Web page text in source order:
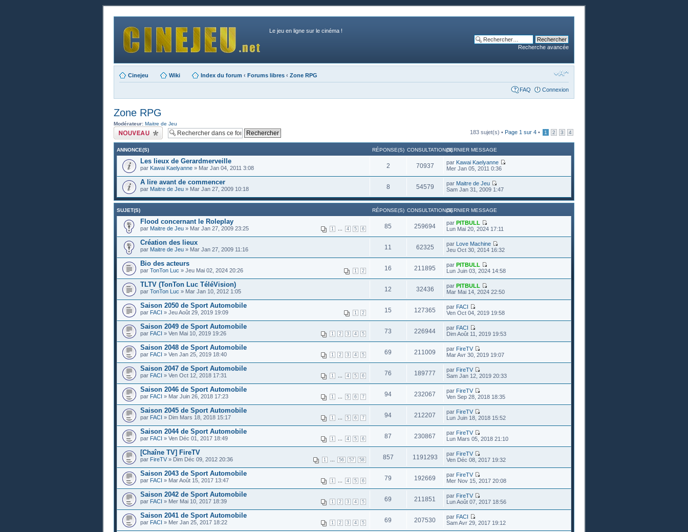
Le jeu en ligne sur le cinéma !
Recherche avancée
Cinejeu Wiki Index du forum ‹ Forums libres ‹ Zone RPG
FAQ Connexion
Zone RPG
Modérateur: Maitre de Jeu
Publier un nouveau
sujet
183 sujet(s) • Page 1 sur 4 • 1 2 3 4
ANNONCE(S) RÉPONSE(S) CONSULTATION(S)DERNIER MESSAGE
Les lieux de Gerardmerveille
par Kawai Kaelyanne » Mar Jan 04, 2011 3:08 2 70937 par Kawai Kaelyanne
Mer Jan 05, 2011 0:36
A lire avant de commencer
par Maitre de Jeu » Mar Jan 27, 2009 10:18 8 54579 par Maitre de Jeu
Sam Jan 31, 2009 1:47
SUJET(S) RÉPONSE(S) CONSULTATION(S)DERNIER MESSAGE
Flood concernant le Roleplay
1 4 5 6
par Maitre de Jeu » Mar Jan 27, 2009 23:25 85 259694 par PITBULL
Lun Mai 20, 2024 17:11
Création des lieux
par Maitre de Jeu » Mar Jan 27, 2009 11:16 11 62325 par Love Machine
Jeu Oct 30, 2014 16:32
Bio des acteurs
1 2
par TonTon Luc » Jeu Mai 02, 2024 20:26 16 211895 par PITBULL
Lun Juin 03, 2024 14:58
TLTV (TonTon Luc TéléVision)
par TonTon Luc » Mar Jan 10, 2012 1:05 12 32436 par PITBULL
Mar Mai 14, 2024 22:50
Saison 2050 de Sport Automobile
1 2
par FACI » Jeu Août 29, 2019 19:09 15 127365 par FACI
Ven Oct 04, 2019 19:58
Saison 2049 de Sport Automobile
1 2 3 4 5
par FACI » Ven Mai 10, 2019 19:26 73 226944 par FACI
Dim Août 11, 2019 19:53
Saison 2048 de Sport Automobile
1 2 3 4 5
par FACI » Ven Jan 25, 2019 18:40 69 211009 par FireTV
Mar Avr 30, 2019 19:07
Saison 2047 de Sport Automobile
1 4 5 6
par FACI » Ven Oct 12, 2018 17:31 76 189777 par FireTV
Sam Jan 12, 2019 20:33
Saison 2046 de Sport Automobile
1 5 6 7
par FACI » Mar Juin 26, 2018 17:23 94 232067 par FireTV
Ven Sep 28, 2018 18:35
Saison 2045 de Sport Automobile
1 5 6 7
par FACI » Dim Mars 18, 2018 15:17 94 212207 par FireTV
Lun Juin 18, 2018 15:52
Saison 2044 de Sport Automobile
1 4 5 6
par FACI » Ven Déc 01, 2017 18:49 87 230867 par FireTV
Lun Mars 05, 2018 21:10
[Chaîne TV] FireTV
1 56 57 58
par FireTV » Dim Déc 09, 2012 20:36 857 1191293 par FireTV
Ven Déc 08, 2017 19:32
Saison 2043 de Sport Automobile
1 4 5 6
par FACI » Mar Août 15, 2017 13:47 79 192669 par FireTV
Mer Nov 15, 2017 20:08
Saison 2042 de Sport Automobile
1 2 3 4 5
par FACI » Mer Mai 10, 2017 18:39 69 211851 par FireTV
Lun Août 07, 2017 18:56
Saison 2041 de Sport Automobile
1 2 3 4 5
par FACI » Mer Jan 25, 2017 18:22 69 207530 par FACI
Sam Avr 29, 2017 19:12